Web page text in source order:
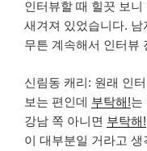
인터뷰할 때 힐끗 보
새겨져 있었습니다.
무튼 계속해서 인터뷰
신림동 캐리: 원래 인
보는 편인데 부탁해!는
강남 쪽 아니면 부탁해!
이 대부분일 거라고